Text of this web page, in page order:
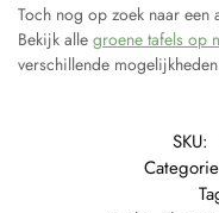
Toch nog op zoek naar
Bekijk alle groene tafels op
verschillende
SKU: